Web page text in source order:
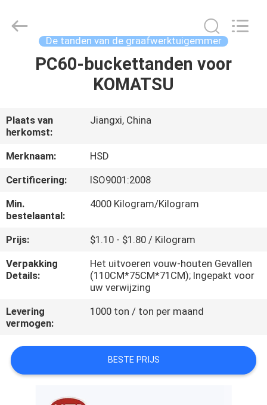
HUIS
ONGEVEER
ONS
FABRIEKSREIS
KWALITEITSCONTROLE
CONTACTEER
VERZOEK
OM
EEN
CITAAT
Machinery
Spare
De tanden van de graafwerktuigemmer
PC60-buckettanden voor
KOMATSU
Plaats van
herkomst:
Jiangxi, China
Merknaam:
HSD
Certificering:
ISO9001:2008
Min.
bestelaantal:
4000 Kilogram/Kilogram
Prijs:
$1.10 - $1.80 / Kilogram
Verpakking
Details:
Het uitvoeren vouw-houten Gevallen
(110CM*75CM*71CM); Ingepakt voor
uw verwijzing
Levering
vermogen:
1000 ton / ton per maand
BESTE PRIJS